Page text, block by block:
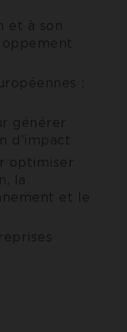
et à son
:
générer
d’impact
optimiser
la
et le